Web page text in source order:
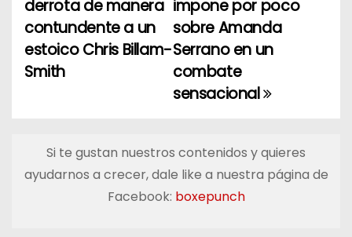
a
v
c
impone por poco
sobre Amanda
Serrano en un
combate
sensacional
derrota de manera
contundente a un
estoico Chris Billam-
Smith
Si te gustan nuestros contenidos y quieres
ayudarnos a crecer, dale like a nuestra página de
Facebook: boxepunch